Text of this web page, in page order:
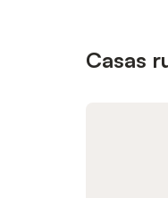
Casas